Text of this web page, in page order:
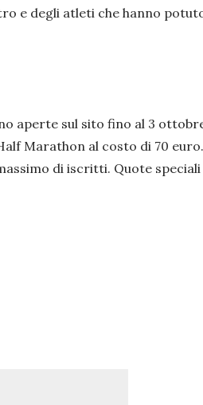
e degli atleti che hanno
aperte sul sito fino al 3
Marathon al costo di 70
di iscritti. Quote